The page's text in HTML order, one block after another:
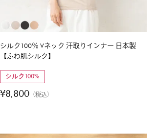
シルク100％ Vネック 汗取りインナー 日本製
【ふわ肌シルク】
シルク100%
¥8,800 税込